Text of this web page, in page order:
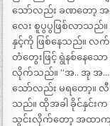
သော်လည်း ခဏတော့ အ
လေး စူပွပွဖြစ်လာသည်။
နှင့်ကို ဖြစ်နေသည်။ လ
တံတွေးဖြင့် ရွဲနစ်နေသ
လိုက်သည်။ “အ.. အု အ
သော်လည်း မရတော့။
သည်။ ထိုအခါ ခိုင်နှင်းက
သွင်းလိုက်တော့ အထာက